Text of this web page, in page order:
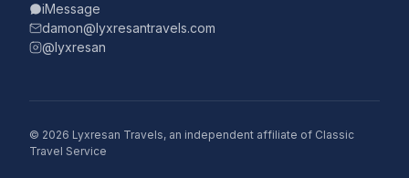
iMessage
damon@lyxresantravels.com
@lyxresan
© 2026 Lyxresan Travels, an independent affiliate of Classic
Travel Service